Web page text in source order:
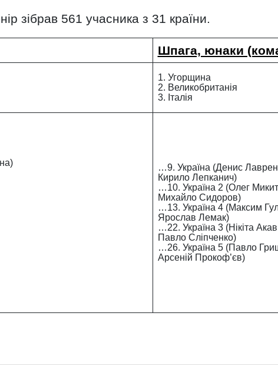
зібрав 561 учасника з 31 країни.
Шпага, юнаки
1. Угорщина
2. Великобританія
3. Італія
…9. Україна (Денис
Кирило Лепканич)
…10. Україна 2 (Олег
Михайло Сидоров)
…13. Україна 4 (Максим
Ярослав Лемак)
…22. Україна 3 (Нікіта
Павло Сліпченко)
…26. Україна 5 (Павло
Арсеній Прокоф’єв)